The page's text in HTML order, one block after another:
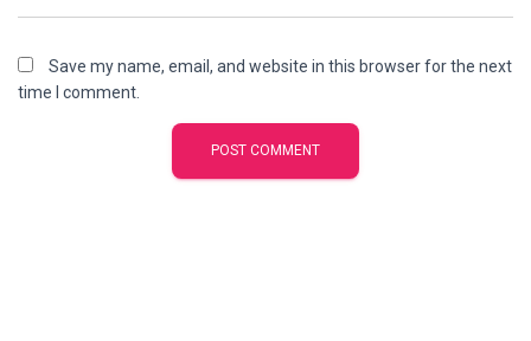
Save my name, email, and website in this browser for the next
time I comment.